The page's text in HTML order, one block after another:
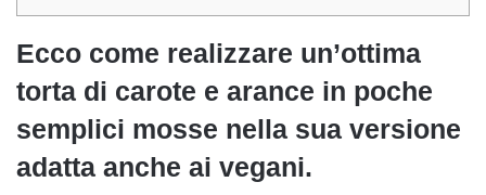
Ecco come realizzare un’ottima
torta di carote e arance in poche
semplici mosse nella sua versione
adatta anche ai vegani.